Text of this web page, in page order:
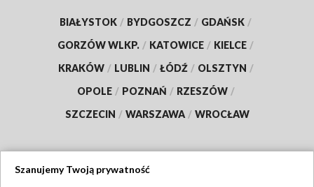
BIAŁYSTOK / BYDGOSZCZ / GDAŃSK /
GORZÓW WLKP. / KATOWICE / KIELCE /
KRAKÓW / LUBLIN / ŁÓDŹ / OLSZTYN /
OPOLE / POZNAŃ / RZESZÓW /
SZCZECIN / WARSZAWA / WROCŁAW
Szanujemy Twoją prywatność